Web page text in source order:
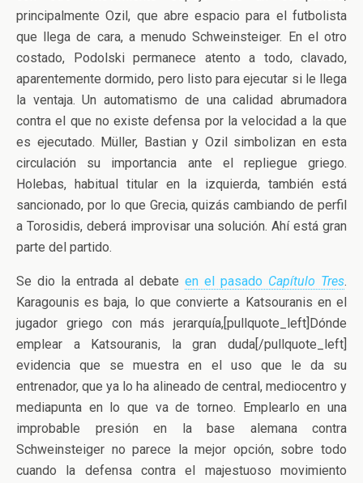
principalmente Ozil, que abre espacio para el futbolista
que llega de cara, a menudo Schweinsteiger. En el otro
costado, Podolski permanece atento a todo, clavado,
aparentemente dormido, pero listo para ejecutar si le llega
la ventaja. Un automatismo de una calidad abrumadora
contra el que no existe defensa por la velocidad a la que
es ejecutado. Müller, Bastian y Ozil simbolizan en esta
circulación su importancia ante el repliegue griego.
Holebas, habitual titular en la izquierda, también está
sancionado, por lo que Grecia, quizás cambiando de perfil
a Torosidis, deberá improvisar una solución. Ahí está gran
parte del partido.
Se dio la entrada al debate en el pasado Capítulo Tres.
Karagounis es baja, lo que convierte a Katsouranis en el
jugador griego con más jerarquía,[pullquote_left]Dónde
emplear a Katsouranis, la gran duda[/pullquote_left]
evidencia que se muestra en el uso que le da su
entrenador, que ya lo ha alineado de central, mediocentro y
mediapunta en lo que va de torneo. Emplearlo en una
improbable presión en la base alemana contra
Schweinsteiger no parece la mejor opción, sobre todo
cuando la defensa contra el majestuoso movimiento